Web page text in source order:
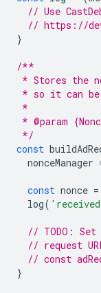
// Use
// https://
}
/**
* Stores the
* so it can be
*
* @param
*/
const
nonceManager
const nonce =
log(
// TODO:
// request
// const
}